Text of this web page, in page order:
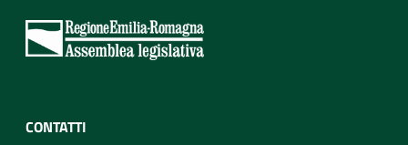
CONTATTI